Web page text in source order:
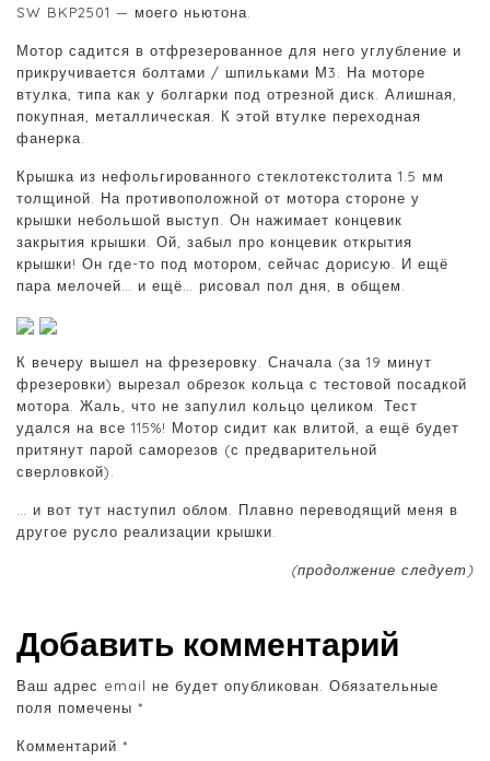
SW BKP2501 — моего ньютона.
Мотор садится в отфрезерованное для него углубление и
прикручивается болтами / шпильками М3. На моторе
втулка, типа как у болгарки под отрезной диск. Алишная,
покупная, металлическая. К этой втулке переходная
фанерка.
Крышка из нефольгированного стеклотекстолита 1.5 мм
толщиной. На противоположной от мотора стороне у
крышки небольшой выступ. Он нажимает концевик
закрытия крышки. Ой, забыл про концевик открытия
крышки! Он где-то под мотором, сейчас дорисую. И ещё
пара мелочей… и ещё… рисовал пол дня, в общем.
К вечеру вышел на фрезеровку. Сначала (за 19 минут
фрезеровки) вырезал обрезок кольца с тестовой посадкой
мотора. Жаль, что не запулил кольцо целиком. Тест
удался на все 115%! Мотор сидит как влитой, а ещё будет
притянут парой саморезов (с предварительной
сверловкой).
… и вот тут наступил облом. Плавно переводящий меня в
другое русло реализации крышки.
(продолжение следует)
Добавить комментарий
Ваш адрес email не будет опубликован.
Обязательные
поля помечены *
Комментарий *